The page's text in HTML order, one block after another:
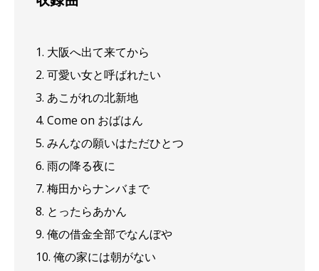
1. 大阪へ出て来てから
2. 可愛い女と呼ばれたい
3. あこがれの北新地
4. Come on おばはん
5. みんなの願いはただひとつ
6. 雨の降る夜に
7. 梅田からナンバまで
8. とったらあかん
9. 俺の借金全部でなんぼや
10. 俺の家には朝がない